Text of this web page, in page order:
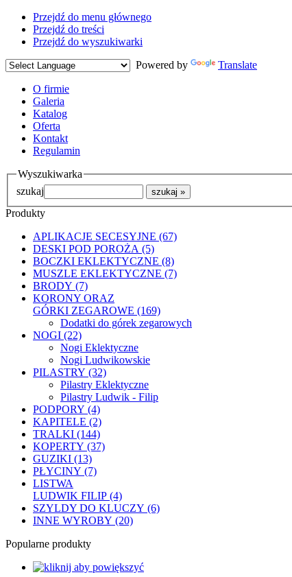
Przejdź do menu głównego
Przejdź do treści
Przejdź do wyszukiwarki
Powered by
Translate
O firmie
Galeria
Katalog
Oferta
Kontakt
Regulamin
Wyszukiwarka
szukaj
Produkty
APLIKACJE SECESYJNE (67)
DESKI POD POROŻA (5)
BOCZKI EKLEKTYCZNE (8)
MUSZLE EKLEKTYCZNE (7)
BRODY (7)
KORONY ORAZ
GÓRKI ZEGAROWE (169)
Dodatki do górek zegarowych
NOGI (22)
Nogi Eklektyczne
Nogi Ludwikowskie
PILASTRY (32)
Pilastry Eklektyczne
Pilastry Ludwik - Filip
PODPORY (4)
KAPITELE (2)
TRALKI (144)
KOPERTY (37)
GUZIKI (13)
PŁYCINY (7)
LISTWA
LUDWIK FILIP (4)
SZYLDY DO KLUCZY (6)
INNE WYROBY (20)
Popularne produkty